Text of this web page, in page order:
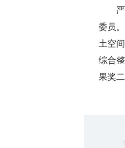
严金
委员
土空
综合
果奖